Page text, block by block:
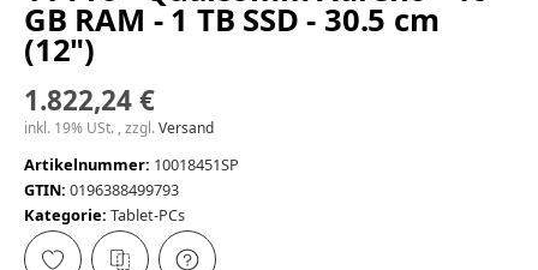
GB RAM - 1 TB SSD - 30.5 cm
(12")
1.822,24 €
inkl. 19% USt. , zzgl.Versand
Artikelnummer: 10018451SP
GTIN: 0196388499793
Kategorie: Tablet-PCs